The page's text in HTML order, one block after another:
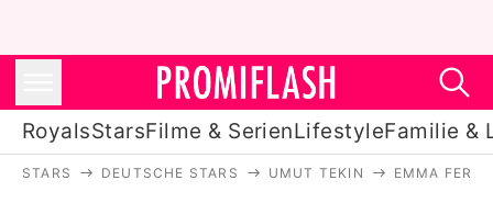
RoyalsStarsFilme & SerienLifestyleFamilie &
STARS DEUTSCHE STARS UMUT TEKIN EMMA